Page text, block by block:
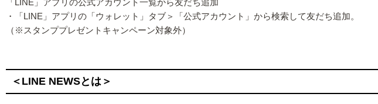
「LINE」アプリの公式アカウント一覧から友だち追加
・「LINE」アプリの「ウォレット」タブ＞「公式アカウント」から検索して友だち追加。
（※スタンププレゼントキャンペーン対象外）
＜LINE NEWSとは＞